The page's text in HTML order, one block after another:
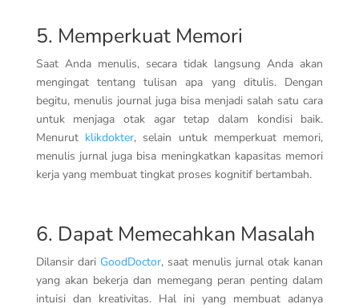
5. Memperkuat Memori
Saat Anda menulis, secara tidak langsung Anda akan
mengingat tentang tulisan apa yang ditulis. Dengan
begitu, menulis journal juga bisa menjadi salah satu cara
untuk menjaga otak agar tetap dalam kondisi baik.
Menurut klikdokter, selain untuk memperkuat memori,
menulis jurnal juga bisa meningkatkan kapasitas memori
kerja yang membuat tingkat proses kognitif bertambah.
6. Dapat Memecahkan Masalah
Dilansir dari GoodDoctor, saat menulis jurnal otak kanan
yang akan bekerja dan memegang peran penting dalam
intuisi dan kreativitas. Hal ini yang membuat adanya